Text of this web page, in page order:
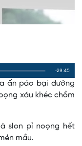
Remaining
Time
-29:45
ấn páo bại dưởng
xáu khéc chồm
slon pỉ noọng hết
mầu.